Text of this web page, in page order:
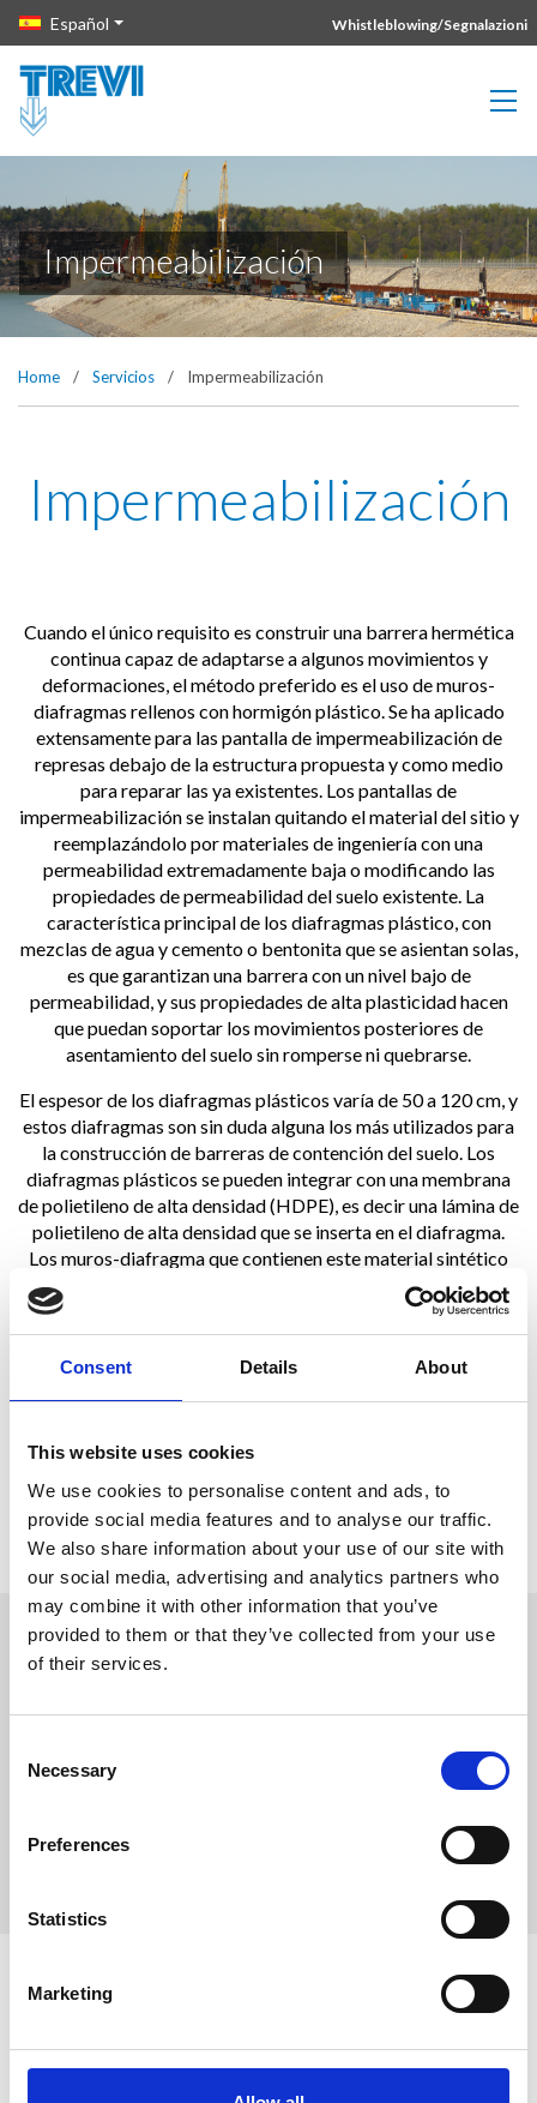
Consent Details About
This website uses cookies
We use cookies to personalise content and ads, to
provide social media features and to analyse our traffic.
We also share information about your use of our site with
our social media, advertising and analytics partners who
may combine it with other information that you’ve
provided to them or that they’ve collected from your use
of their services.
Selection
Necessary
Preferences
Statistics
Marketing
Vai direttamente al contenuto della pagina.
Español Whistleblowing/Segnalazioni
Impermeabilización
Home / Servicios / Impermeabilización
Impermeabilización
Cuando el único requisito es construir una barrera hermética
continua capaz de adaptarse a algunos movimientos y
deformaciones, el método preferido es el uso de muros-
diafragmas rellenos con hormigón plástico. Se ha aplicado
extensamente para las pantalla de impermeabilización de
represas debajo de la estructura propuesta y como medio
para reparar las ya existentes. Los pantallas de
impermeabilización se instalan quitando el material del sitio y
reemplazándolo por materiales de ingeniería con una
permeabilidad extremadamente baja o modificando las
propiedades de permeabilidad del suelo existente. La
característica principal de los diafragmas plástico, con
mezclas de agua y cemento o bentonita que se asientan solas,
es que garantizan una barrera con un nivel bajo de
permeabilidad, y sus propiedades de alta plasticidad hacen
que puedan soportar los movimientos posteriores de
asentamiento del suelo sin romperse ni quebrarse.
El espesor de los diafragmas plásticos varía de 50 a 120 cm, y
estos diafragmas son sin duda alguna los más utilizados para
la construcción de barreras de contención del suelo. Los
diafragmas plásticos se pueden integrar con una membrana
de polietileno de alta densidad (HDPE), es decir una lámina de
polietileno de alta densidad que se inserta en el diafragma.
Los muros-diafragma que contienen este material sintético
garantizan niveles extremadamente altos de
impermeabilidad y una mayor resistencia a determinados
agentes contaminantes. La profundidad máxima de
instalación es de aproximadamente 30 m. La barrera de
hace que sea difícil construir un diafragma con paneles. Por lo
diámetros que van desde 600 e 1 500 mm, construidos
utilizando mezclas rápidas que se asientan solas u hormigón.
Solicitar información
Trevi S.p.A. 5819, Via Dismano 47023 Cesena Italy | Phone
+39.0547.319311 Fax +39.0547.319313
Tecnologías conexas